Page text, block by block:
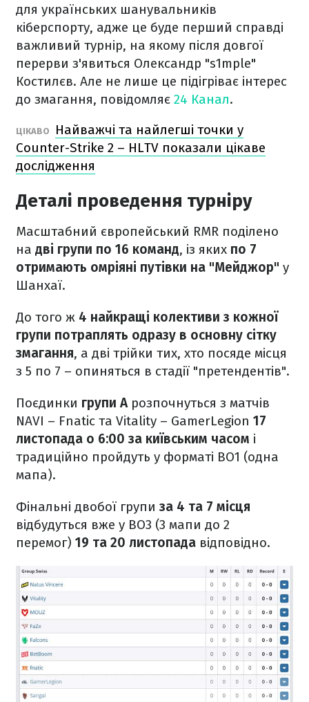
для українських шанувальників
кіберспорту, адже це буде перший справді
важливий турнір, на якому після довгої
перерви з'явиться Олександр "s1mple"
Костилєв. Але не лише це підігріває інтерес
до змагання, повідомляє 24 Канал.
ЦІКАВО
Найважчі та найлегші точки у
Counter-Strike 2 – HLTV показали цікаве
дослідження
Деталі проведення турніру
Масштабний європейський RMR поділено
на дві групи по 16 команд, із яких по 7
отримають омріяні путівки на "Мейджор" у
Шанхаї.
До того ж 4 найкращі колективи з кожної
групи потраплять одразу в основну сітку
змагання, а дві трійки тих, хто посяде місця
з 5 по 7 – опиняться в стадії "претендентів".
Поєдинки групи A розпочнуться з матчів
NAVI – Fnatic та Vitality – GamerLegion 17
листопада о 6:00 за київським часом і
традиційно пройдуть у форматі BO1 (одна
мапа).
Фінальні двобої групиза 4 та 7 місця
відбудуться вже у BO3 (3 мапи до 2
перемог) 19 та 20 листопада відповідно.